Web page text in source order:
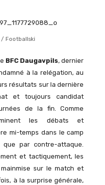
Footballski
BFC Daugavpils, dernier
à la relégation, au
résultats sur la dernière
et toujours candidat
de la fin. Comme
les débats et
mi-temps dans le camp
par contre-attaque.
et tactiquement, les
sur le match et
à la surprise générale,